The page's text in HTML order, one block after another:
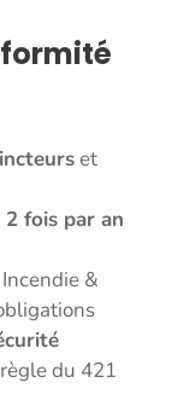
et
2 fois par an
&
du 421